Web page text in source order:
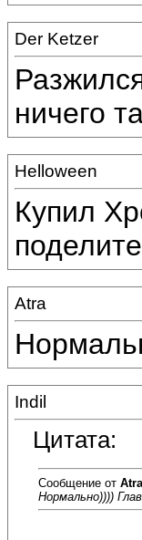
Der Ketzer
ничего
Helloween
Купил
Atra
Indil
Цитата:
Сообщение от Atra
Нормально))))